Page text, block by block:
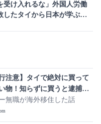
受け入れるな」外国人労働
したタイから日本が学ぶべ
注意】タイで絶対に買って
物！知らずに買うと逮捕・
【７選】
無職が海外移住した話